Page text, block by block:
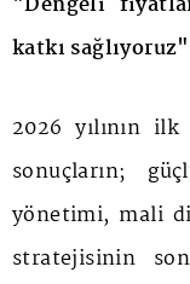
katkı sağlıyoruz"
2026 yılının
sonuçların;
yönetimi, mali
stratejisinin